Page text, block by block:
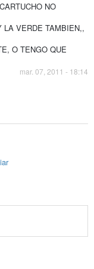
NO
LA VERDE TAMBIEN,,
O TENGO QUE
mar. 07, 2011 - 18:14